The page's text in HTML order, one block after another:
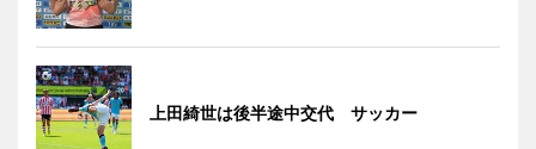
上田綺世は後半途中交代 サッカー